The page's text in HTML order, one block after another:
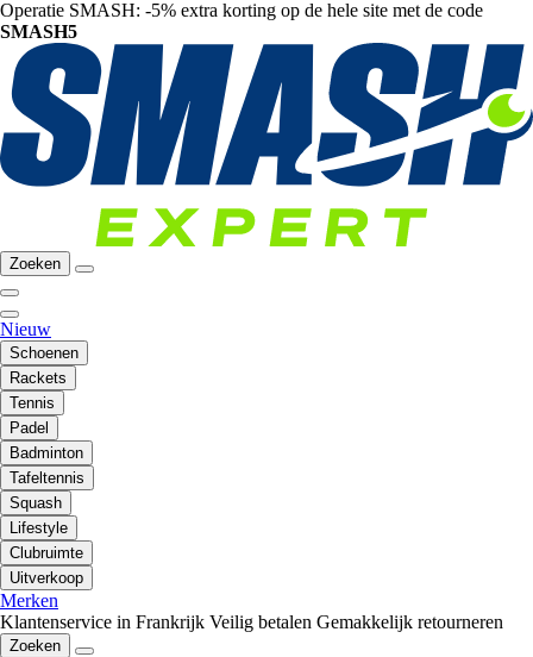
Operatie SMASH: -5% extra korting op de hele site met de code
SMASH5
Zoeken
Nieuw
Schoenen
Rackets
Tennis
Padel
Badminton
Tafeltennis
Squash
Lifestyle
Clubruimte
Uitverkoop
Merken
Klantenservice in Frankrijk Veilig betalen Gemakkelijk retourneren
Zoeken